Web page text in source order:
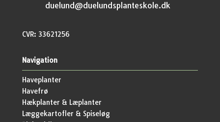
duelund@duelundsplanteskole.dk
CVR: 33621256
Navigation
Haveplanter
Havefrø
Hækplanter & Læplanter
Læggekartofler & Spiseløg